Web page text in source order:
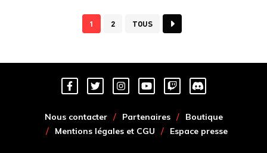
1 2 TOUS
Nous contacter Partenaires
Boutique
Mentions légales et CGU
Espace presse